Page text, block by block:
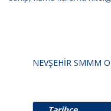
NEVŞEHİR SMMM